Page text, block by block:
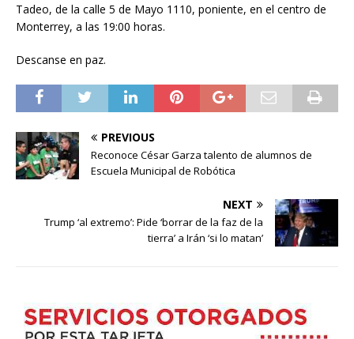
Tadeo, de la calle 5 de Mayo 1110, poniente, en el centro de
Monterrey, a las 19:00 horas.
Descanse en paz.
PREVIOUS
Reconoce César Garza talento de alumnos de
Escuela Municipal de Robótica
NEXT
Trump ‘al extremo’: Pide ‘borrar de la faz de la
tierra’ a Irán ‘si lo matan’